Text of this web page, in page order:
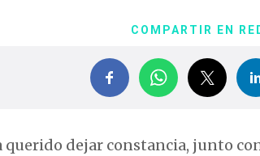
COMPARTIR EN
querido dejar constancia, junto